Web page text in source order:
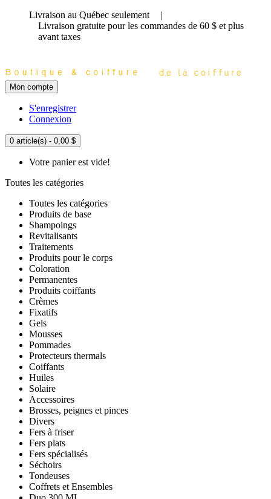
Livraison au Québec seulement
|
Livraison gratuite pour les commandes de 60 $ et plus
avant taxes
Mon compte
S'enregistrer
Connexion
0 article(s) - 0,00 $
Votre panier est vide!
Toutes les catégories
Toutes les catégories
Produits de base
Shampoings
Revitalisants
Traitements
Produits pour le corps
Coloration
Permanentes
Produits coiffants
Crèmes
Fixatifs
Gels
Mousses
Pommades
Protecteurs thermals
Coiffants
Huiles
Solaire
Accessoires
Brosses, peignes et pinces
Divers
Fers à friser
Fers plats
Fers spécialisés
Séchoirs
Tondeuses
Coffrets et Ensembles